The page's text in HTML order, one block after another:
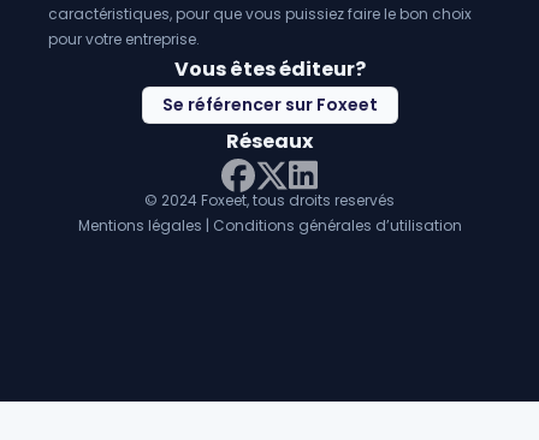
caractéristiques, pour que vous puissiez faire le bon choix
pour votre entreprise.
Vous êtes éditeur?
Se référencer sur Foxeet
Réseaux
Facebook
Twitter X
LinkedIn
© 2024 Foxeet, tous droits reservés
Mentions légales | Conditions générales d’utilisation